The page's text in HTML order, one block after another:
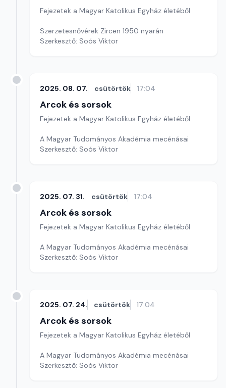
Fejezetek a Magyar Katolikus Egyház életéből
Szerzetesnővérek Zircen 1950 nyarán
Szerkesztő: Soós Viktor
2025. 08. 07. csütörtök 17:04
Arcok és sorsok
Fejezetek a Magyar Katolikus Egyház életéből
A Magyar Tudományos Akadémia mecénásai
Szerkesztő: Soós Viktor
2025. 07. 31. csütörtök 17:04
Arcok és sorsok
Fejezetek a Magyar Katolikus Egyház életéből
A Magyar Tudományos Akadémia mecénásai
Szerkesztő: Soós Viktor
2025. 07. 24. csütörtök 17:04
Arcok és sorsok
Fejezetek a Magyar Katolikus Egyház életéből
A Magyar Tudományos Akadémia mecénásai
Szerkesztő: Soós Viktor